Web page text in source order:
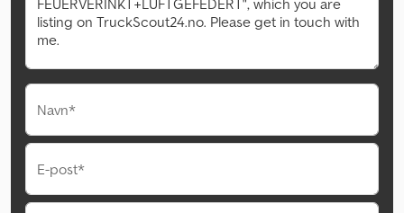
Navn*
E-post*